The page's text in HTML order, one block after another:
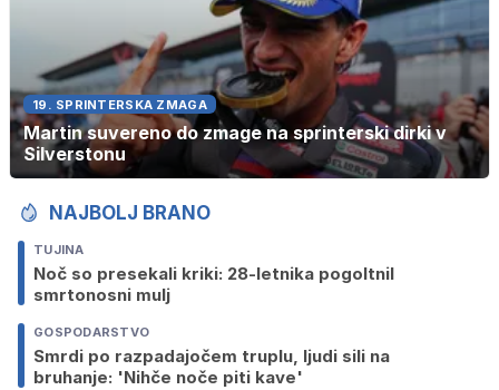
19. SPRINTERSKA ZMAGA
Martin suvereno do zmage na sprinterski dirki v
Silverstonu
NAJBOLJ BRANO
TUJINA
Noč so presekali kriki: 28-letnika pogoltnil
smrtonosni mulj
GOSPODARSTVO
Smrdi po razpadajočem truplu, ljudi sili na
bruhanje: 'Nihče noče piti kave'